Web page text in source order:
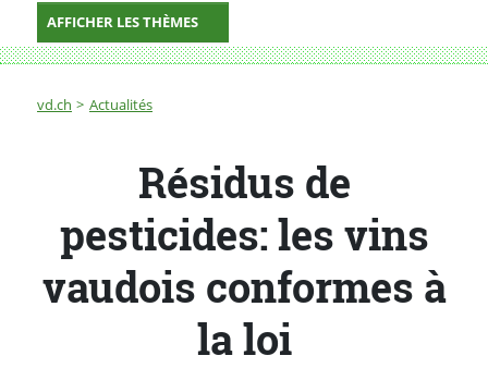
AFFICHER LES THÈMES
Fil d'Ariane
vd.ch Actualités
Résidus de pesticides: les vins vaudois conformes à la
Résidus de
pesticides: les vins
vaudois conformes à
la loi